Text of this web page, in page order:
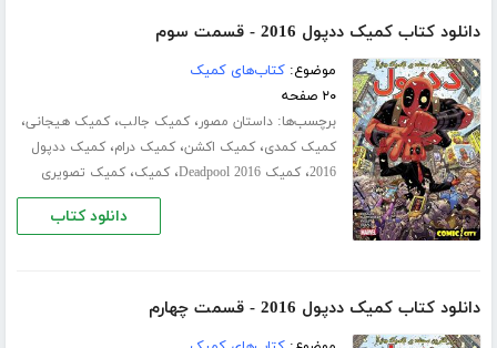
دانلود کتاب کمیک ددپول 2016 - قسمت سوم
موضوع:کتاب‌های کمیک
۲۰ صفحه
برچسب‌ها:داستان مصور،کمیک جالب،کمیک هیجانی،
کمیک کمدی،کمیک اکشن،کمیک درام،کمیک ددپول
2016،کمیک Deadpool 2016 ،کمیک،کمیک تصویری
دانلود کتاب
دانلود کتاب کمیک ددپول 2016 - قسمت چهارم